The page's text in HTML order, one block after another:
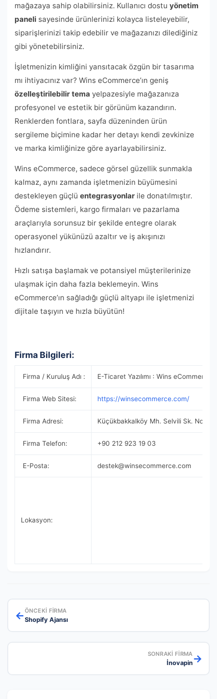
mağazaya sahip olabilirsiniz. Kullanıcı dostu yönetim
paneli sayesinde ürünlerinizi kolayca listeleyebilir,
siparişlerinizi takip edebilir ve mağazanızı dilediğiniz
gibi yönetebilirsiniz.
İşletmenizin kimliğini yansıtacak özgün bir tasarıma
mı ihtiyacınız var? Wins eCommerce’ın geniş
özelleştirilebilir tema yelpazesiyle mağazanıza
profesyonel ve estetik bir görünüm kazandırın.
Renklerden fontlara, sayfa düzeninden ürün
sergileme biçimine kadar her detayı kendi zevkinize
ve marka kimliğinize göre ayarlayabilirsiniz.
Wins eCommerce, sadece görsel güzellik sunmakla
kalmaz, aynı zamanda işletmenizin büyümesini
destekleyen güçlü entegrasyonlar ile donatılmıştır.
Ödeme sistemleri, kargo firmaları ve pazarlama
araçlarıyla sorunsuz bir şekilde entegre olarak
operasyonel yükünüzü azaltır ve iş akışınızı
hızlandırır.
Hızlı satışa başlamak ve potansiyel müşterilerinize
ulaşmak için daha fazla beklemeyin. Wins
eCommerce’ın sağladığı güçlü altyapı ile işletmenizi
dijitale taşıyın ve hızla büyütün!
Firma Bilgileri:
Firma / Kuruluş Adı : E-Ticaret Yazılımı : Wins eCommerce
Firma Web Sitesi: https://winsecommerce.com/
Firma Adresi: Küçükbakkalköy Mh. Selvili Sk. No:4/
Firma Telefon: +90 212 923 19 03
E-Posta: destek@winsecommerce.com
Lokasyon:
←ÖNCEKI FIRMA
Shopify Ajansı
SONRAKI FIRMA
İnovapin→